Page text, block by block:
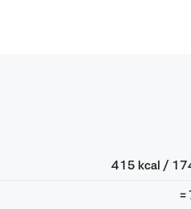
415 kcal /
=